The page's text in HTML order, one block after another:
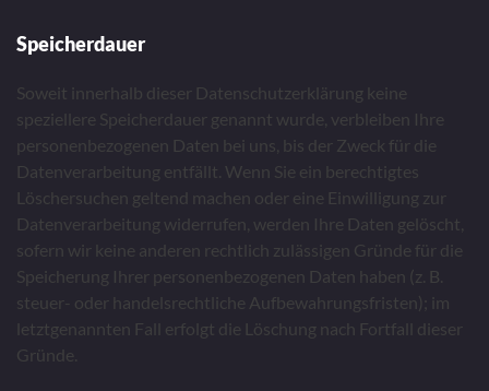
Speicherdauer
Soweit innerhalb dieser Datenschutzerklärung keine
speziellere Speicherdauer genannt wurde, verbleiben Ihre
personenbezogenen Daten bei uns, bis der Zweck für die
Datenverarbeitung entfällt. Wenn Sie ein berechtigtes
Löschersuchen geltend machen oder eine Einwilligung zur
Datenverarbeitung widerrufen, werden Ihre Daten gelöscht,
sofern wir keine anderen rechtlich zulässigen Gründe für die
Speicherung Ihrer personenbezogenen Daten haben (z. B.
steuer- oder handelsrechtliche Aufbewahrungsfristen); im
letztgenannten Fall erfolgt die Löschung nach Fortfall dieser
Gründe.